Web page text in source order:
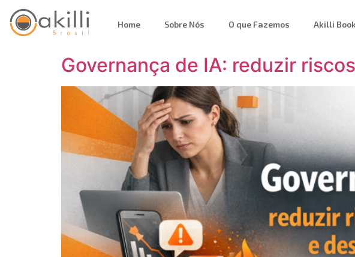
Home Sobre Nós O que Fazemos Akilli
Governança de IA: reduzir